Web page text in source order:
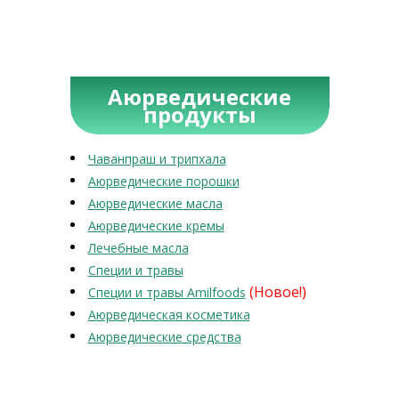
Аюрведические
продукты
Чаванпраш и трипхала
Аюрведические порошки
Аюрведические масла
Аюрведические кремы
Лечебные масла
Специи и травы
Специи и травы Amilfoods (Новое!)
Аюрведическая косметика
Аюрведические средства